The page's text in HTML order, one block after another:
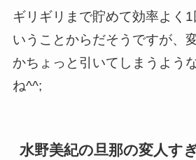
ギリギリまで貯めて効率よく
いうことからだそうですが、
かちょっと引いてしまうよう
ね^^;
水野美紀の旦那の変人す